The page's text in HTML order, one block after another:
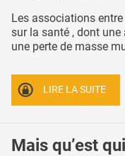
Les associations
sur la santé , dont
une perte de masse
LIRE LA SUITE
Mais qu’est